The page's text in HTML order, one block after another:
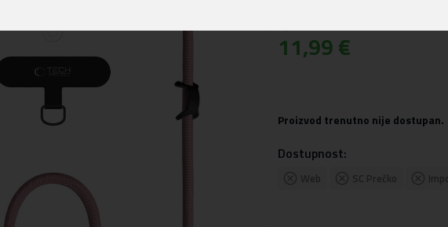
11,99 €
Proizvod trenutno nije dostupan.
Dostupnost: